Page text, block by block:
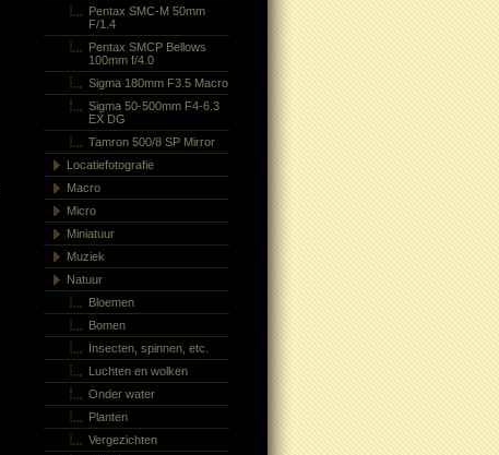
Pentax SMC-M 50mm
F/1.4
Pentax SMCP Bellows
100mm f/4.0
Sigma 180mm F3.5 Macro
Sigma 50-500mm F4-6.3
EX DG
Tamron 500/8 SP Mirror
Locatiefotografie
Macro
Micro
Miniatuur
Muziek
Natuur
Bloemen
Bomen
Insecten, spinnen, etc.
Luchten en wolken
Onder water
Planten
Vergezichten